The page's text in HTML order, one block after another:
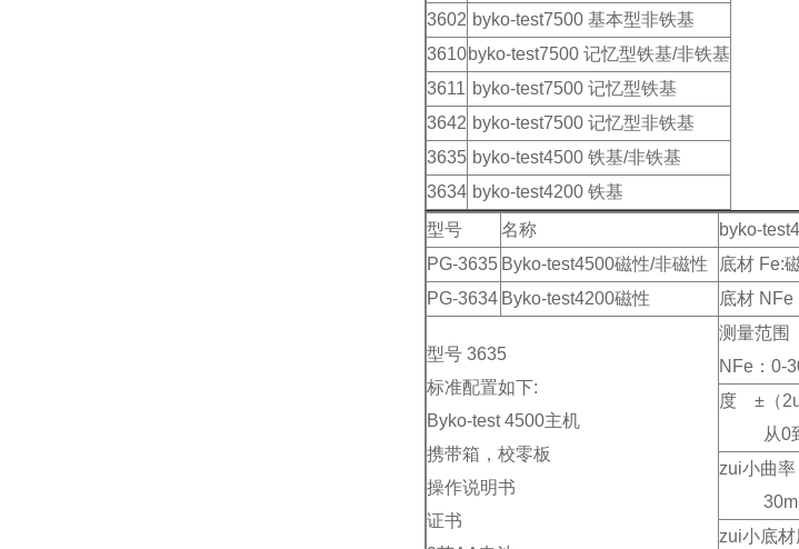
3602 byko-test7500 基本型非铁基
3610 byko-test7500 记忆型铁基/非铁基
3611 byko-test7500 记忆型铁基
3642 byko-test7500 记忆型非铁基
3635 byko-test4500 铁基/非铁基
3634 byko-test4200 铁基
型号
名称
byko-
PG-3635 Byko-test4500磁性/非磁性
底材 Fe:
PG-3634 Byko-test4200磁性 底材
型号 3635
标准配置如下:
Byko-test 4500主机
携带箱，校零板
操作说明书
证书
测量范围
NFe：0-
度 ±（
从0到
zui小曲
30mm
zui小底